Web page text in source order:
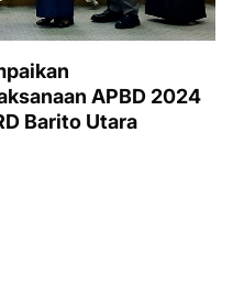
APBD 2024
Barito Utara